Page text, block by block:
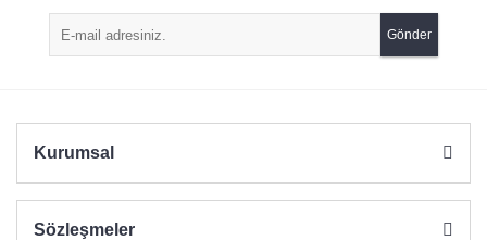
Ürün açıklamasında eksik bilgiler bulunuyor.
Ürün bilgilerinde hatalar bulunuyor.
Gönder
Kurumsal
Sözleşmeler